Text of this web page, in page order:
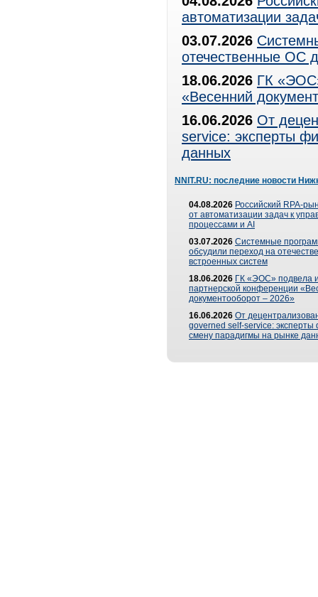
автоматизации
03.07.2026
отечественные ОС
18.06.2026 ГК
«Весенний
16.06.2026 От
service: эксперты
данных
NNIT.RU: последние новости
04.08.2026 Российский RPA-
от автоматизации задач к
процессами и AI
03.07.2026 Системные
обсудили переход на
встроенных систем
18.06.2026 ГК «ЭОС» подвела
партнерской конференции
документооборот – 2026»
16.06.2026 От
governed self-service: эксперты
смену парадигмы на рынке